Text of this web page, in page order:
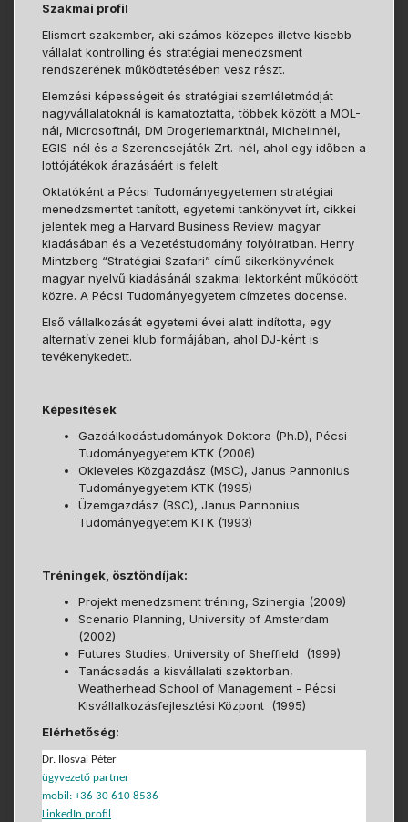
Szakmai profil
Elismert szakember, aki számos közepes illetve kisebb
vállalat kontrolling és stratégiai menedzsment
rendszerének működtetésében vesz részt.
Elemzési képességeit és stratégiai szemléletmódját
nagyvállalatoknál is kamatoztatta, többek között a MOL-
nál, Microsoftnál, DM Drogeriemarktnál, Michelinnél,
EGIS-nél és a Szerencsejáték Zrt.-nél, ahol egy időben a
lottójátékok árazásáért is felelt.
Oktatóként a Pécsi Tudományegyetemen stratégiai
menedzsmentet tanított, egyetemi tankönyvet írt, cikkei
jelentek meg a Harvard Business Review magyar
kiadásában és a Vezetéstudomány folyóiratban. Henry
Mintzberg “Stratégiai Szafari” című sikerkönyvének
magyar nyelvű kiadásánál szakmai lektorként működött
közre. A Pécsi Tudományegyetem címzetes docense.
Első vállalkozását egyetemi évei alatt indította, egy
alternatív zenei klub formájában, ahol DJ-ként is
tevékenykedett.
Képesítések
Gazdálkodástudományok Doktora (Ph.D), Pécsi
Tudományegyetem KTK (2006)
Okleveles Közgazdász (MSC), Janus Pannonius
Tudományegyetem KTK (1995)
Üzemgazdász (BSC), Janus Pannonius
Tudományegyetem KTK (1993)
Tréningek, ösztöndíjak:
Projekt menedzsment tréning, Szinergia (2009)
Scenario Planning, University of Amsterdam
(2002)
Futures Studies, University of Sheffield (1999)
Tanácsadás a kisvállalati szektorban,
Weatherhead School of Management - Pécsi
Kisvállalkozásfejlesztési Központ (1995)
Elérhetőség:
Dr. Ilosvai Péter
ügyvezető partner
mobil: +36 30 610 8536
LinkedIn profil